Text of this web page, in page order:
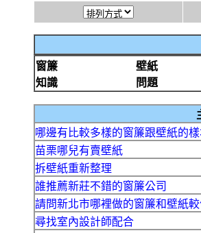
窗簾
壁紙
知識
問題
哪邊有比較多樣的窗簾跟壁紙的樣
苗栗哪兒有賣壁紙
拆壁紙重新整理
誰推薦新莊不錯的窗簾公司
請問新北市哪裡做的窗簾和壁紙較
尋找室內設計師配合